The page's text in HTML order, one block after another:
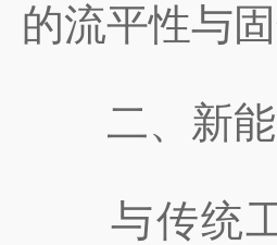
的流平性与
二、新能
与传统工